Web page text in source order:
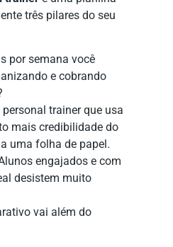
três pilares do seu
por semana você
e cobrando
personal trainer que usa
mais credibilidade do
uma folha de papel.
engajados e com
desistem muito
vai além do